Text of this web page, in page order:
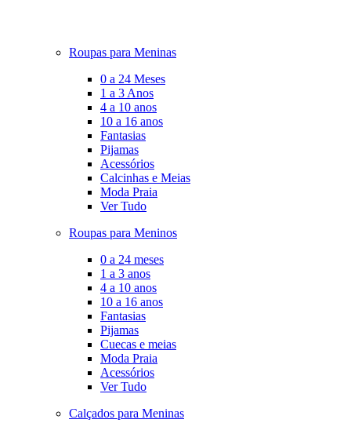
Roupas para Meninas
0 a 24 Meses
1 a 3 Anos
4 a 10 anos
10 a 16 anos
Fantasias
Pijamas
Acessórios
Calcinhas e Meias
Moda Praia
Ver Tudo
Roupas para Meninos
0 a 24 meses
1 a 3 anos
4 a 10 anos
10 a 16 anos
Fantasias
Pijamas
Cuecas e meias
Moda Praia
Acessórios
Ver Tudo
Calçados para Meninas